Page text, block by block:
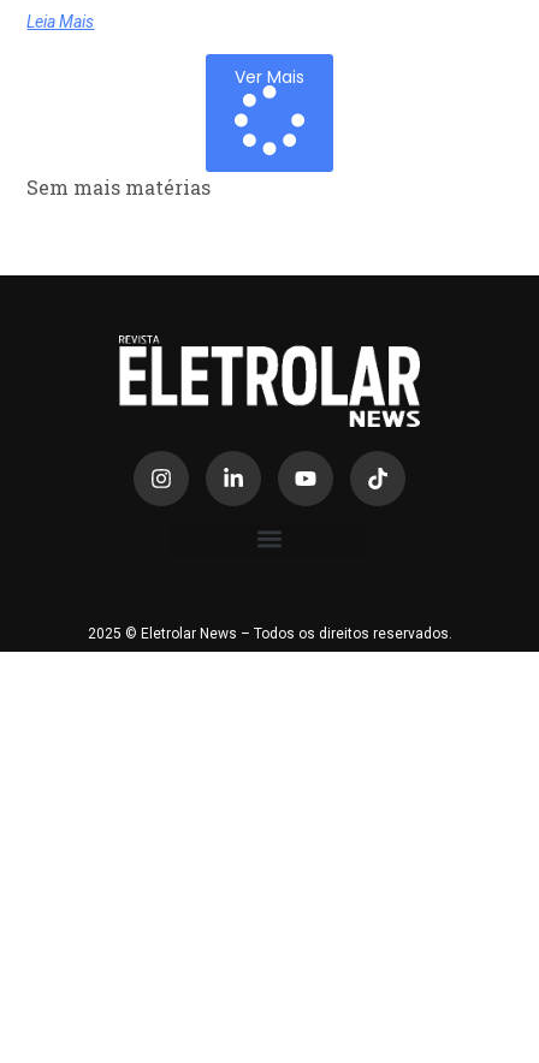
Leia Mais
Ver Mais
Sem mais matérias
2025 © Eletrolar News – Todos os direitos reservados.